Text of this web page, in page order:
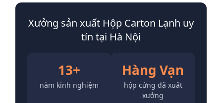
Xưởng sản xuất Hộp Carton Lạnh uy
tín tại Hà Nội
13+
năm kinh nghiệm
Hàng Vạn
hộp cứng đã xuất
xưởng